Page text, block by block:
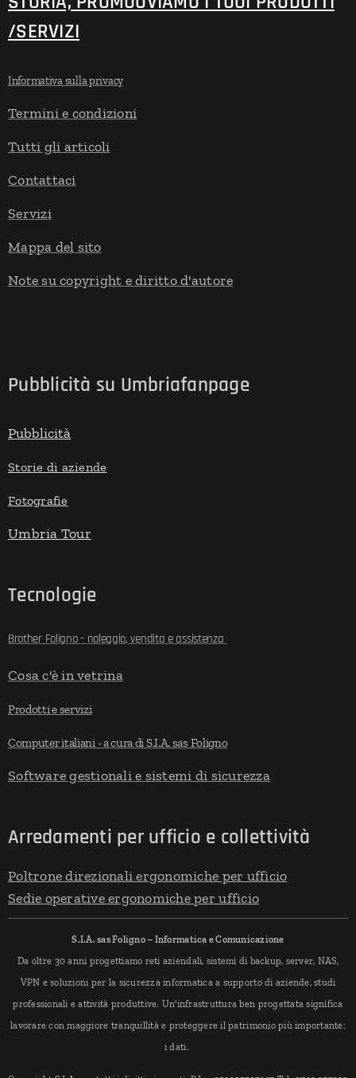
/SERVIZI
Informativa sulla privacy
Termini e condizioni
Tutti gli articoli
Contattaci
Servizi
Mappa del sito
Note su copyright e diritto d'autore
Pubblicità su Umbriafanpage
Pubblicità
Storie di aziende
Fotografie
Umbria Tour
Tecnologie
Brother Foligno - noleggio, vendita e assistenza
Cosa c'è in vetrina
Prodotti e servizi
Computer italiani - a cura di S.I.A. sas Foligno
Software gestionali e sistemi di sicurezza
Arredamenti per ufficio e collettività
Poltrone direzionali ergonomiche per ufficio
Sedie operative ergonomiche per ufficio
S.I.A. sas Foligno – Informatica e Comunicazione
Da oltre 30 anni progettiamo reti aziendali, sistemi di backup, server, NAS,
VPN e soluzioni per la sicurezza informatica a supporto di aziende, studi
professionali e attività produttive. Un'infrastruttura ben progettata significa
lavorare con maggiore tranquillità e proteggere il patrimonio più importante:
i dati.